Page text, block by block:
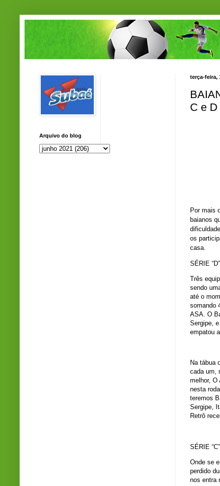
terça-feira,
C e D
Por mais
baianos
os
casa.
SÉRIE “D”
Três
sendo
até o
somando
ASA. O
Sergipe,
empatou
Na tábua
cada um,
melhor,
nesta
teremos
Sergipe,
Retrô
SÉRIE “C”
Onde se
perdido
nos entra
Arquivo do blog